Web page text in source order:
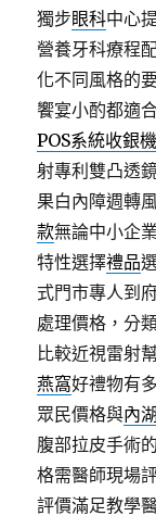
獨步眼科中心
營養牙科療程
化不同風格的
饗宴小酌都適
POS系統收銀
射專利雙凸透
果白內障週轉
款無論中小企
特性選擇禮品
式門市專人到
處理價格，分
比較近視雷射
燕窩好禮物有
眾民價格與內
腹部拉皮手術
格需醫師現場
評價滿足教學